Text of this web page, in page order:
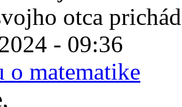
otca
- 09:36
o matematike